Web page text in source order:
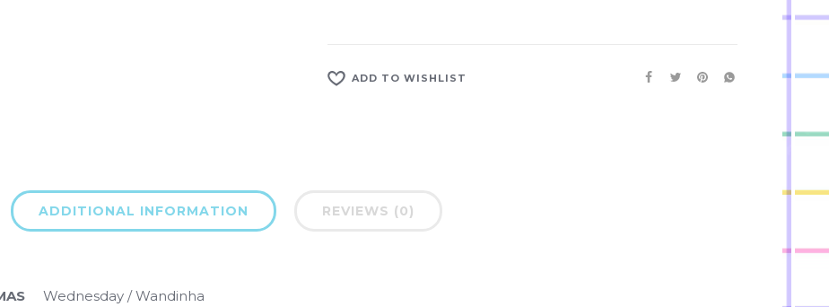
ADD TO WISHLIST
ADDITIONAL INFORMATION REVIEWS (0)
Wednesday / Wandinha